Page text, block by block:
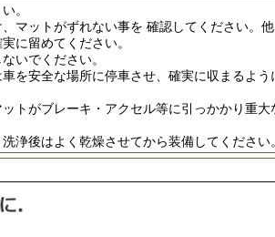
。
マットがずれない事を 確認してください。
に留めてください。
いでください。
を安全な場所に停車させ、確実に収まるよ
トがブレーキ・アクセル等に引っかかり重
浄後はよく乾燥させてから装備してください。